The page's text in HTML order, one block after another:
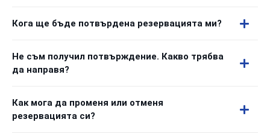
Кога ще бъде потвърдена резервацията ми?
Не съм получил потвърждение. Какво трябва
да направя?
Как мога да променя или отменя
резервацията си?